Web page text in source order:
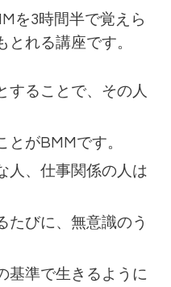
を3時間半で覚えら
とれる講座です。
することで、その人
とがBMMです。
人、仕事関係の人は
たびに、無意識のう
基準で生きるように